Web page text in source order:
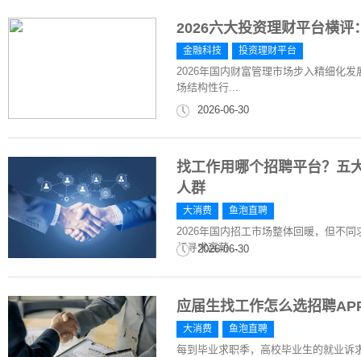
2026六大投资理财平台横评
金融科技 投资理财平台
2026年国内财富管理市场步入精细化
场结构性行...
2026-06-30
找工作用哪个招聘平台？五
人群
大消费 鱼泡直聘
2026年国内招工市场整体回暖，但不
领寻求高薪...
2026-06-30
应届生找工作怎么选招聘
大消费 鱼泡直聘
每到毕业求职季，高校毕业生的就业诉